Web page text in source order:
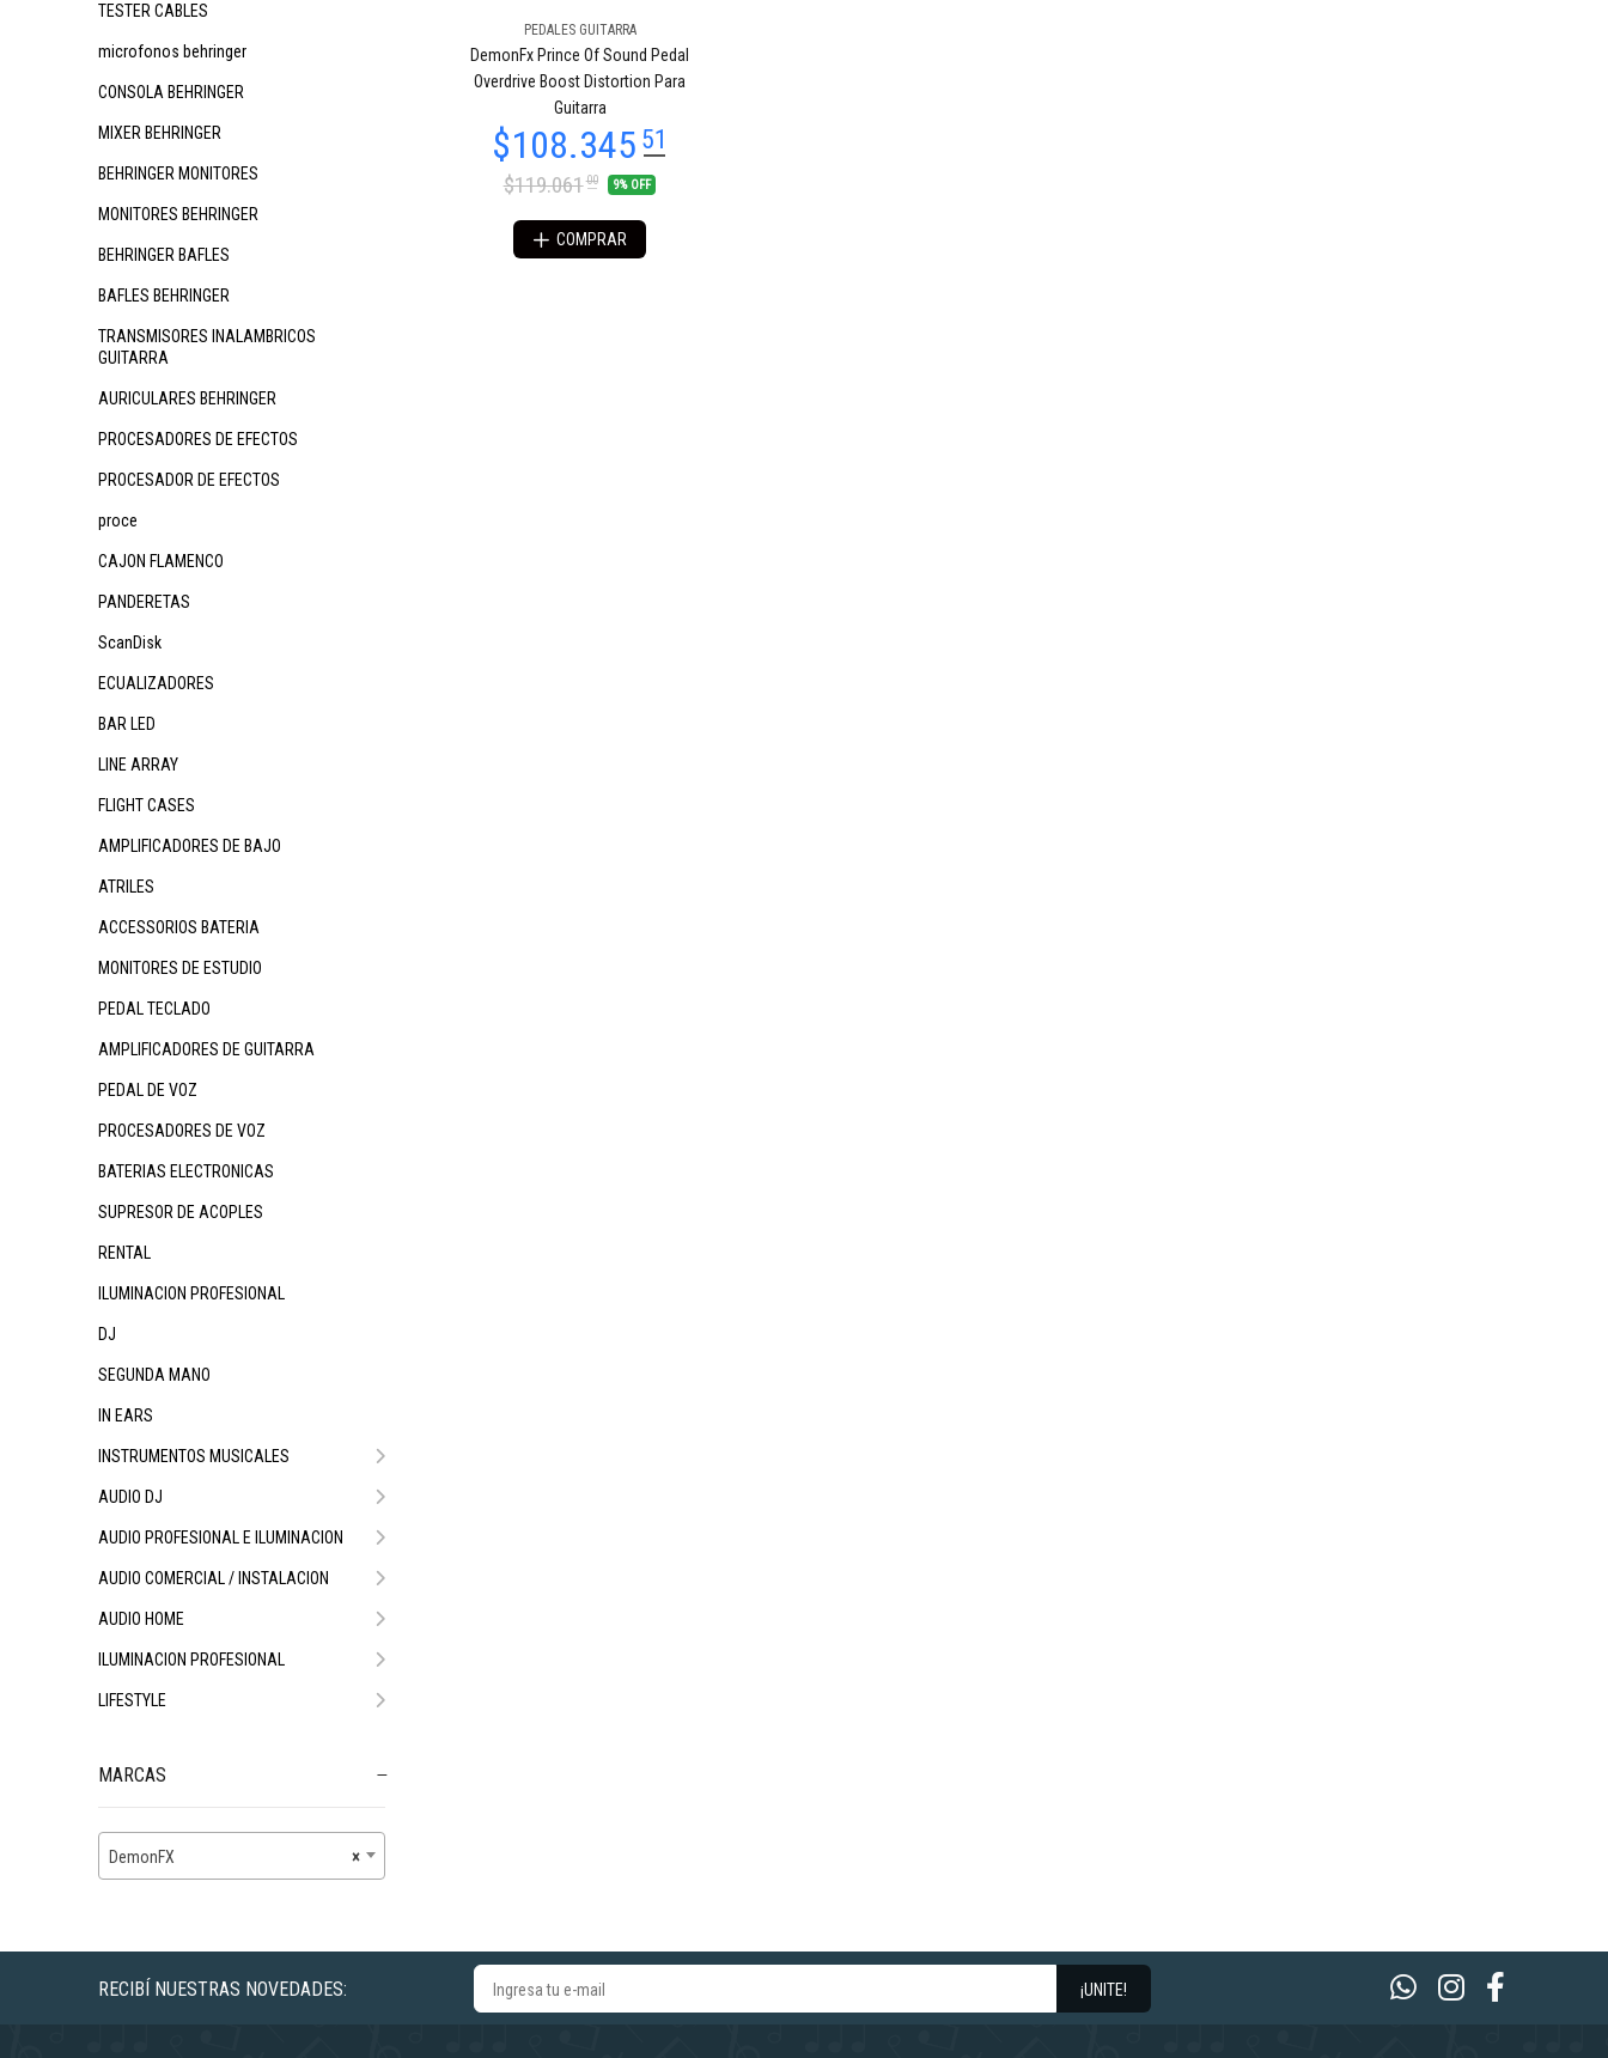
TESTER CABLES
microfonos behringer
CONSOLA BEHRINGER
MIXER BEHRINGER
BEHRINGER MONITORES
MONITORES BEHRINGER
BEHRINGER BAFLES
BAFLES BEHRINGER
TRANSMISORES INALAMBRICOS
GUITARRA
AURICULARES BEHRINGER
PROCESADORES DE EFECTOS
PROCESADOR DE EFECTOS
proce
CAJON FLAMENCO
PANDERETAS
ScanDisk
ECUALIZADORES
BAR LED
LINE ARRAY
FLIGHT CASES
AMPLIFICADORES DE BAJO
ATRILES
ACCESSORIOS BATERIA
MONITORES DE ESTUDIO
PEDAL TECLADO
AMPLIFICADORES DE GUITARRA
PEDAL DE VOZ
PROCESADORES DE VOZ
BATERIAS ELECTRONICAS
SUPRESOR DE ACOPLES
RENTAL
ILUMINACION PROFESIONAL
DJ
SEGUNDA MANO
IN EARS
INSTRUMENTOS MUSICALES
AUDIO DJ
AUDIO PROFESIONAL E ILUMINACION
AUDIO COMERCIAL / INSTALACION
AUDIO HOME
ILUMINACION PROFESIONAL
LIFESTYLE
MARCAS
×
DemonFX
PEDALES GUITARRA
DemonFx Prince Of Sound Pedal
Overdrive Boost Distortion Para
Guitarra
$119.06100 9% OFF
COMPRAR
RECIBÍ NUESTRAS NOVEDADES: ¡UNITE!